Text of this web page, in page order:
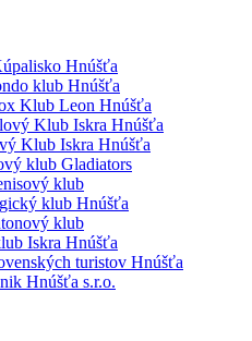
Hnúšťa
klub Hnúšťa
Klub Leon Hnúšťa
Klub Iskra Hnúšťa
Klub Iskra Hnúšťa
klub Gladiators
klub
klub Hnúšťa
klub
Iskra Hnúšťa
turistov Hnúšťa
Hnúšťa s.r.o.